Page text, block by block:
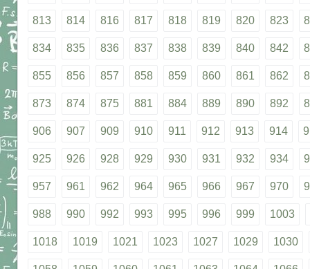
813 814 816 817 818 819 820 823
834 835 836 837 838 839 840 842
855 856 857 858 859 860 861 862
873 874 875 881 884 889 890 892
906 907 909 910 911 912 913 914
925 926 928 929 930 931 932 934
957 961 962 964 965 966 967 970
988 990 992 993 995 996 999 1003
1018 1019 1021 1023 1027 1029 1030